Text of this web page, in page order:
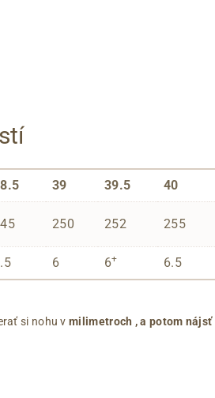
39 39.5 40
250 252 255
6 6+ 6.5
si nohu vmilimetroch , a potom